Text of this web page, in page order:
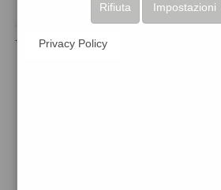
con quiinzona puoi inserire
tuoi annunci per :
Impostazioni
Rifiuta
Privacy Policy